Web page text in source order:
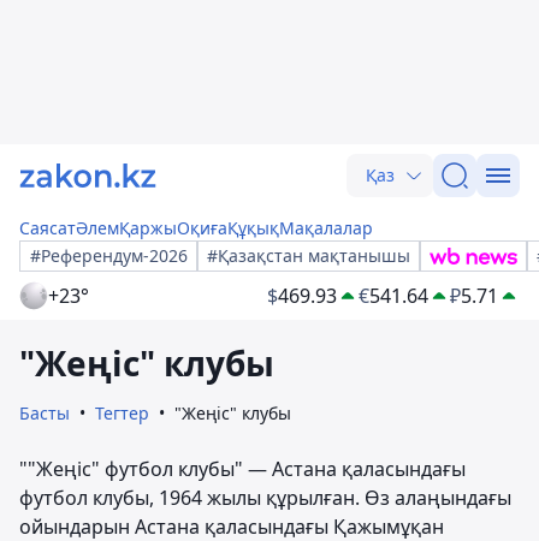
Қаз
СаясатӘлемҚаржыОқиғаҚұқықМақалалар
#Референдум-2026
#Қазақстан мақтанышы
+23° $469.93 €541.64 ₽5.71
"Жеңіс" клубы
Басты Тегтер "Жеңіс" клубы
""Жеңіс" футбол клубы" — Астана қаласындағы
футбол клубы, 1964 жылы құрылған. Өз алаңындағы
ойындарын Астана қаласындағы Қажымұқан